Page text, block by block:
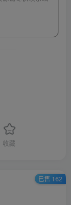
收藏
已售 162